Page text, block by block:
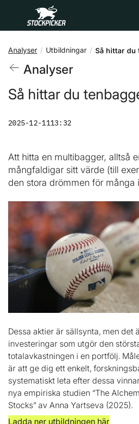
Gå till huvudinnehåll
Analyser Utbildningar Så hittar du
Analyser
Så hittar du
2025-12-1113:32
Att hitta en multibagger, alltså
mångfaldigar sitt värde (till
den stora drömmen för många
Dessa aktier är sällsynta, men det
investeringar som utgör den
totalavkastningen i en portfölj.
är att ge dig ett enkelt,
systematiskt leta efter dessa
nya empiriska studien “The
Stocks” av Anna Yartseva (2025).
Ladda ner utbildningen här